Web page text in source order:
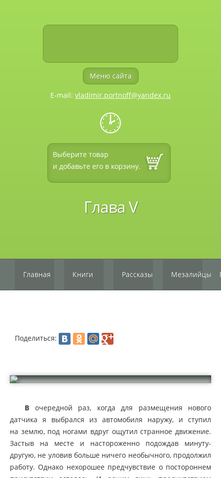
Меню сайта
E-mail: vladimir.portnoff@yandex.ru
🕑
Выберите товар
и добавьте его в корзину.
Глава V
Главная Книги Рассказы Мезалийцы
Поделиться:
В очередной раз, когда для размещения нового
датчика я выбрался из автомобиля наружу, и ступил
на землю, под ногами вдруг ощутил странное движение.
Застыв на месте и настороженно подождав минуту-
другую, не уловив больше ничего необычного, продолжил
работу. Однако нехорошее предчувствие о постороннем